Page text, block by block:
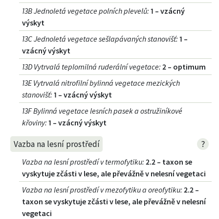
13B Jednoletá vegetace polních plevelů: 1 – vzácný
výskyt
13C Jednoletá vegetace sešlapávaných stanovišť: 1 –
vzácný výskyt
13D Vytrvalá teplomilná ruderální vegetace: 2 – optimum
13E Vytrvalá nitrofilní bylinná vegetace mezických
stanovišť: 1 – vzácný výskyt
13F Bylinná vegetace lesních pasek a ostružiníkové
křoviny: 1 – vzácný výskyt
Vazba na lesní prostředí ?
Vazba na lesní prostředí v termofytiku: 2.2 – taxon se
vyskytuje zčásti v lese, ale převážně v nelesní vegetaci
Vazba na lesní prostředí v mezofytiku a oreofytiku: 2.2 –
taxon se vyskytuje zčásti v lese, ale převážně v nelesní
vegetaci